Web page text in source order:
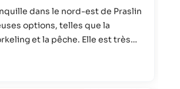
dans le nord-est de Praslin
options, telles que la
et la pêche. Elle est très